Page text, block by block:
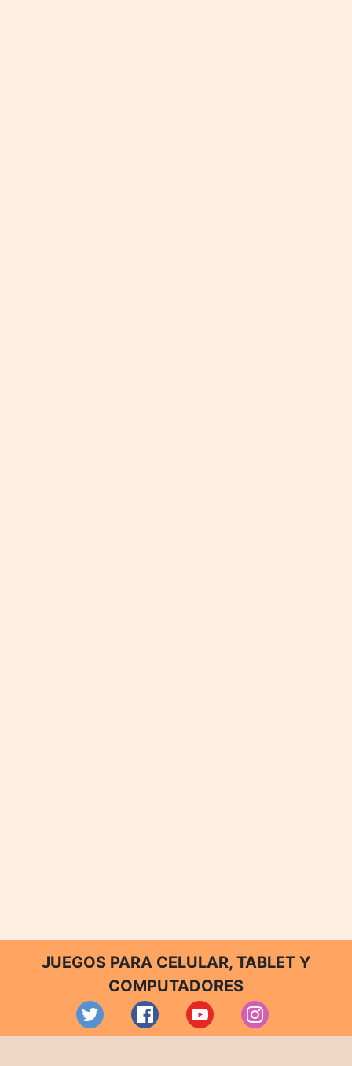
JUEGOS PARA CELULAR, TABLET Y
COMPUTADORES